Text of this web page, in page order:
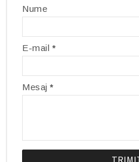
Nume
E-mail*
Mesaj*